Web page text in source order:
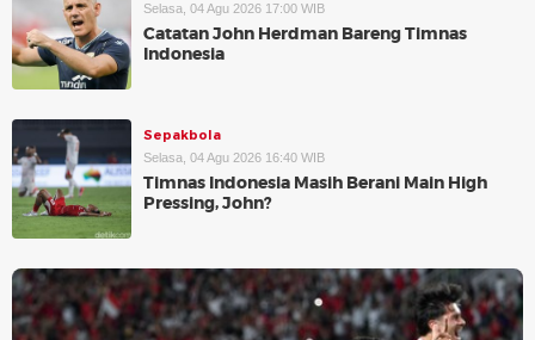
Selasa, 04 Agu 2026 17:00 WIB
Catatan John Herdman Bareng Timnas
Indonesia
Sepakbola
Selasa, 04 Agu 2026 16:40 WIB
Timnas Indonesia Masih Berani Main High
Pressing, John?